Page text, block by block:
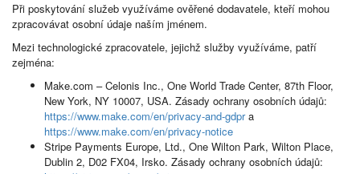
Při poskytování služeb využíváme ověřené dodavatele, kteří mohou
zpracovávat osobní údaje naším jménem.
Mezi technologické zpracovatele, jejichž služby využíváme, patří
zejména:
Make.com – Celonis Inc., One World Trade Center, 87th Floor,
New York, NY 10007, USA. Zásady ochrany osobních údajů:
https://www.make.com/en/privacy-and-gdpra
https://www.make.com/en/privacy-notice
Stripe Payments Europe, Ltd., One Wilton Park, Wilton Place,
Dublin 2, D02 FX04, Irsko. Zásady ochrany osobních údajů: